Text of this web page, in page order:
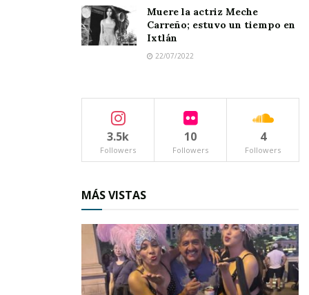
Muere la actriz Meche
Carreño; estuvo un tiempo en
Ixtlán
22/07/2022
3.5k
Followers
10
Followers
4
Followers
MÁS VISTAS